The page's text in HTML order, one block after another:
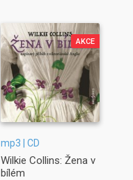
AKCE
mp3 | CD
Wilkie Collins: Žena v
bílém